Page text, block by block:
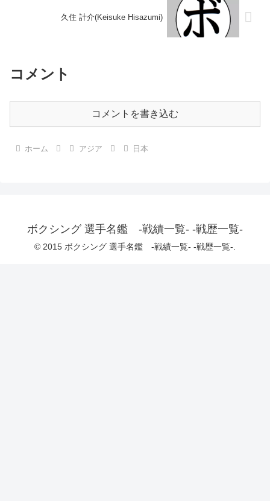
久住 計介(Keisuke Hisazumi)
コメント
コメントを書き込む
ホーム アジア 日本
ボクシング 選手名鑑 -戦績一覧- -戦歴一覧-
© 2015 ボクシング 選手名鑑 -戦績一覧- -戦歴一覧-.